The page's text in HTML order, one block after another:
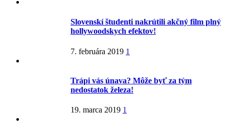
Slovenskí študenti nakrútili akčný film plný
hollywoodskych efektov!
7. februára 2019 1
Trápi vás únava? Môže byť za tým
nedostatok železa!
19. marca 2019 1